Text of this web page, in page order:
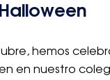
hemos
en nuestro